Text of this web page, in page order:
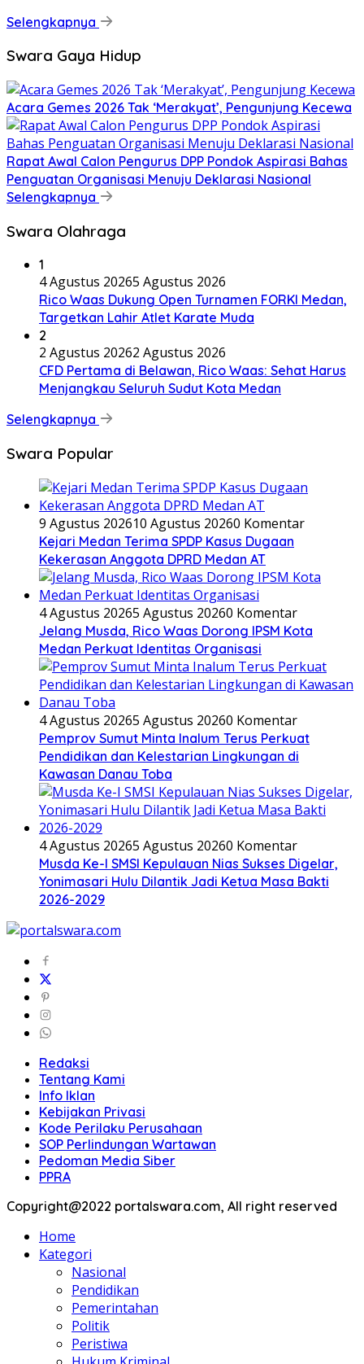
Selengkapnya
Swara Gaya Hidup
Acara Gemes 2026 Tak ‘Merakyat’, Pengunjung Kecewa
Rapat Awal Calon Pengurus DPP Pondok Aspirasi Bahas
Penguatan Organisasi Menuju Deklarasi Nasional
Selengkapnya
Swara Olahraga
1
4 Agustus 20265 Agustus 2026
Rico Waas Dukung Open Turnamen FORKI Medan,
Targetkan Lahir Atlet Karate Muda
2
2 Agustus 20262 Agustus 2026
CFD Pertama di Belawan, Rico Waas: Sehat Harus
Menjangkau Seluruh Sudut Kota Medan
Selengkapnya
Swara Popular
9 Agustus 202610 Agustus 20260 Komentar
Kejari Medan Terima SPDP Kasus Dugaan
Kekerasan Anggota DPRD Medan AT
4 Agustus 20265 Agustus 20260 Komentar
Jelang Musda, Rico Waas Dorong IPSM Kota
Medan Perkuat Identitas Organisasi
4 Agustus 20265 Agustus 20260 Komentar
Pemprov Sumut Minta Inalum Terus Perkuat
Pendidikan dan Kelestarian Lingkungan di
Kawasan Danau Toba
4 Agustus 20265 Agustus 20260 Komentar
Musda Ke-I SMSI Kepulauan Nias Sukses Digelar,
Yonimasari Hulu Dilantik Jadi Ketua Masa Bakti
2026-2029
Redaksi
Tentang Kami
Info Iklan
Kebijakan Privasi
Kode Perilaku Perusahaan
SOP Perlindungan Wartawan
Pedoman Media Siber
PPRA
Copyright@2022 portalswara.com, All right reserved
Home
Kategori
Nasional
Pendidikan
Pemerintahan
Politik
Peristiwa